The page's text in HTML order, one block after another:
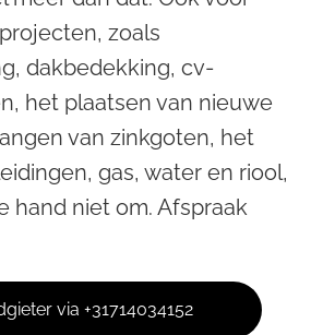
zoals
dakbedekking, cv-
het plaatsen van nieuwe
van zinkgoten, het
gas, water en riool,
hand niet om. Afspraak
via +31714034152